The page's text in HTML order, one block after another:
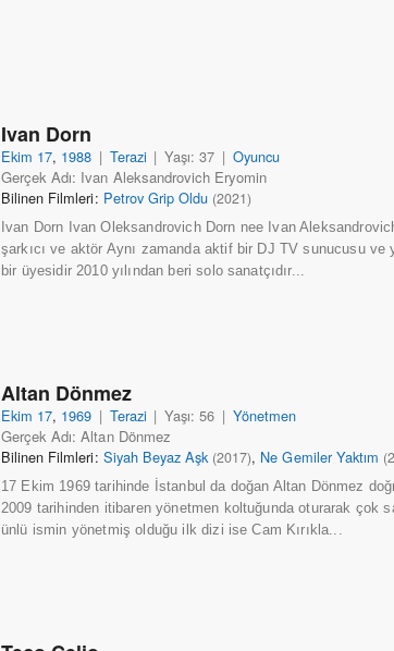
Ivan Dorn
Ekim 17, 1988 | Terazi | Yaşı: 37 | Oyuncu
Gerçek Adı: Ivan Aleksandrovich Eryomin
Bilinen Filmleri: Petrov Grip Oldu (2021)
Ivan Dorn Ivan Oleksandrovich Dorn nee Ivan
şarkıcı ve aktör Aynı zamanda aktif bir DJ TV sunucusu ve
bir üyesidir 2010 yılından beri solo sanatçıdır...
Altan Dönmez
Ekim 17, 1969 | Terazi | Yaşı: 56 | Yönetmen
Gerçek Adı: Altan Dönmez
Bilinen Filmleri: Siyah Beyaz Aşk (2017), Ne Gemiler Yaktım
17 Ekim 1969 tarihinde İstanbul da doğan Altan Dönmez
2009 tarihinden itibaren yönetmen koltuğunda oturarak çok
ünlü ismin yönetmiş olduğu ilk dizi ise Cam Kırıkla...